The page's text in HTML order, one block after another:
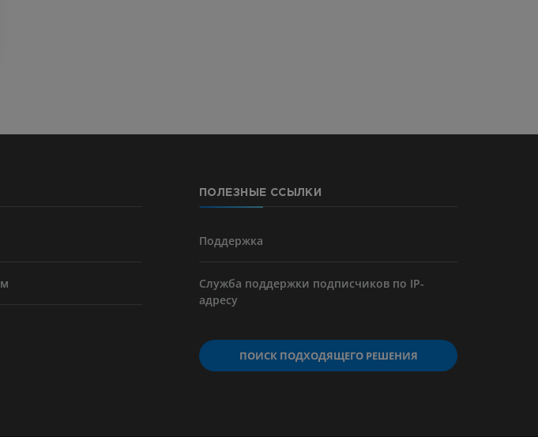
ПОЛЕЗНЫЕ ССЫЛКИ
Поддержка
Служба поддержки подписчиков по IP-
адресу
ПОИСК ПОДХОДЯЩЕГО РЕШЕНИЯ